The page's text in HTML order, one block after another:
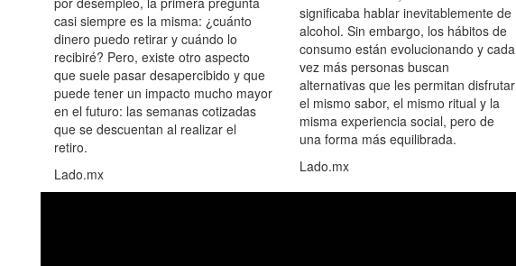
casi siempre es la misma: ¿cuánto
dinero puedo retirar y cuándo lo
recibiré? Pero, existe otro aspecto
que suele pasar desapercibido y que
puede tener un impacto mucho mayor
en el futuro: las semanas cotizadas
que se descuentan al realizar el
retiro.
Lado.mx
significaba hablar inevitablemente de
alcohol. Sin embargo, los hábitos de
consumo están evolucionando y cada
vez más personas buscan
alternativas que les permitan disfrutar
el mismo sabor, el mismo ritual y la
misma experiencia social, pero de
una forma más equilibrada.
Lado.mx